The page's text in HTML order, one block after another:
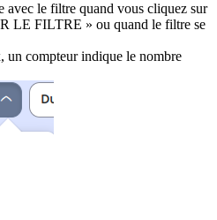
avec le filtre quand vous cliquez sur
LE FILTRE » ou quand le filtre se
un compteur indique le nombre